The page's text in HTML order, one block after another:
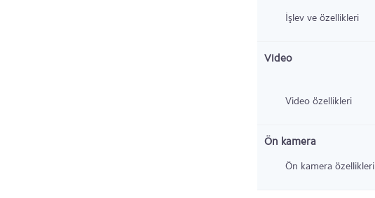
İşlev ve özellikleri
Video
Video özellikleri
Ön kamera
Ön kamera özellikleri